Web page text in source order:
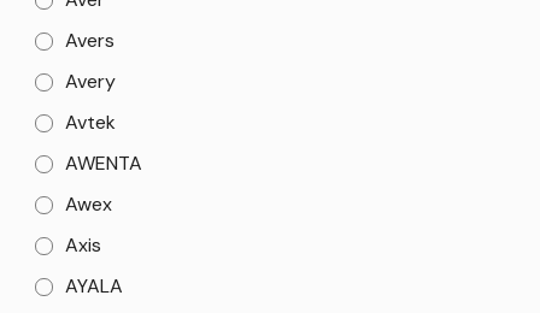
Avers
Avery
Avtek
AWENTA
Awex
Axis
AYALA